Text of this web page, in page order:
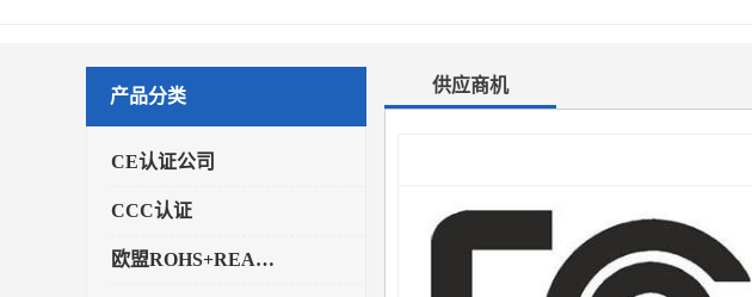
产品分类
CE认证公司
CCC认证
欧盟ROHS+REACH认证
供应商机